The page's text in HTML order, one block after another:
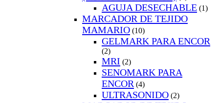
AGUJA DESECHABLE (1)
MARCADOR DE TEJIDO
MAMARIO (10)
GELMARK PARA ENCOR
(2)
MRI (2)
SENOMARK PARA
ENCOR (4)
ULTRASONIDO (2)